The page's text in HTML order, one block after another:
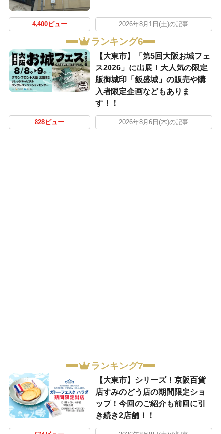
4,400ビュー 2026年8月1日(土)の記事
ランキング6
【大東市】「第5回大阪お城フェ
ス2026」に出展！大人気の限定
版御城印「飯盛城」の販売や購
入者限定企画などもありま
す！！
828ビュー 2026年8月6日(木)の記事
ランキング7
【大東市】シリーズ！京阪百貨
店すみのどう店の期間限定ショ
ップ！今回のご紹介も前回に引
き続き2店舗！！